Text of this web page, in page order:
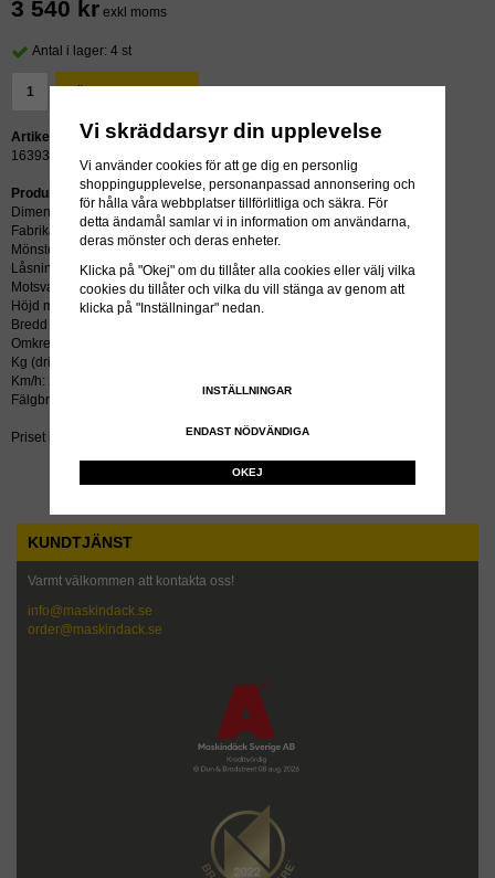
3 540 kr exkl moms
Antal i lager: 4 st
Artikelnummer:
16393
Produktbeskrivning:
Dimension: 8.15-15
Fabrikat: BKT
Mönster: MAGLIFT STD
Låsning: STD
Motsvarar: 28x9-15
Höjd mm: 693
Bredd mm: 233
Omkrets mm: 2079
Kg (driv/styr): 3770/2900
Km/h: 25
Fälgbredd tum: 7.0
Priset inkluderar återvinningsavgift!
KUNDTJÄNST
Varmt välkommen att kontakta oss!
info@maskindack.se
order@maskindack.se
Vi skräddarsyr din upplevelse
Vi använder cookies för att ge dig en personlig
shoppingupplevelse, personanpassad annonsering och
för hålla våra webbplatser tillförlitliga och säkra. För
detta ändamål samlar vi in information om användarna,
deras mönster och deras enheter.
Klicka på "Okej" om du tillåter alla cookies eller välj vilka
cookies du tillåter och vilka du vill stänga av genom att
klicka på "Inställningar" nedan.
INSTÄLLNINGAR
ENDAST NÖDVÄNDIGA
OKEJ